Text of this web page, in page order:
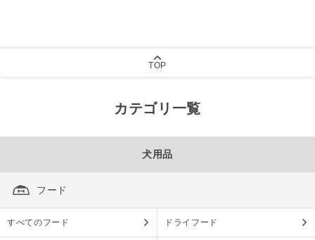
TOP
カテゴリ一覧
犬用品
フード
すべてのフード ドライフード